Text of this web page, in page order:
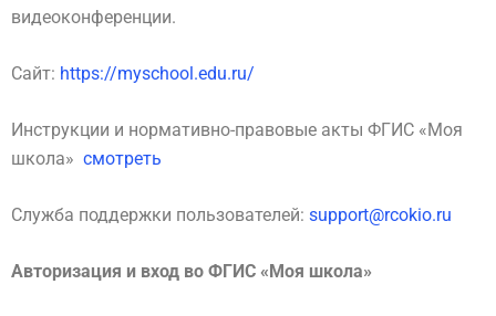
видеоконференции.
Сайт: https://myschool.edu.ru/
Инструкции и нормативно-правовые акты ФГИС «Моя
школа» смотреть
Служба поддержки пользователей: support@rcokio.ru
Авторизация и вход во ФГИС «Моя школа»